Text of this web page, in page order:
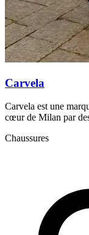
Carvela
Carvela est une
cœur de Milan par
Chaussures